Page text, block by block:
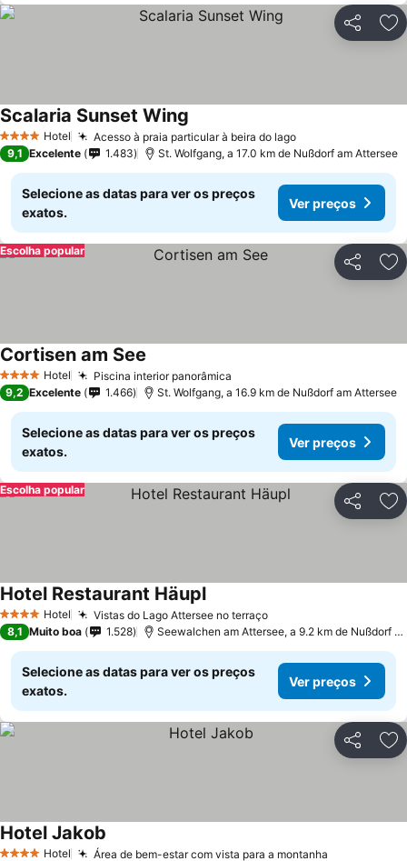
Partilhar
4 EstrelasHotel Acesso à praia particular à beira do lago
Scalaria Sunset Wing
9,1 Excelente 1.483 St. Wolfgang, a 17.0 km de Nußdorf am Attersee
Selecione as datas para ver os preços
exatos.
Ver preços
Partilhar
Escolha popular
4 EstrelasHotel Piscina interior panorâmica
Cortisen am See
9,2 Excelente 1.466 St. Wolfgang, a 16.9 km de Nußdorf am Attersee
Selecione as datas para ver os preços
exatos.
Ver preços
Partilhar
Escolha popular
4 EstrelasHotel Vistas do Lago Attersee no terraço
Hotel Restaurant Häupl
8,1 Muito boa 1.528 Seewalchen am Attersee, a 9.2 km de Nußdorf am Attersee
Selecione as datas para ver os preços
exatos.
Ver preços
Partilhar
Hotel Área de bem-estar com vista para a montanha
Hotel Jakob